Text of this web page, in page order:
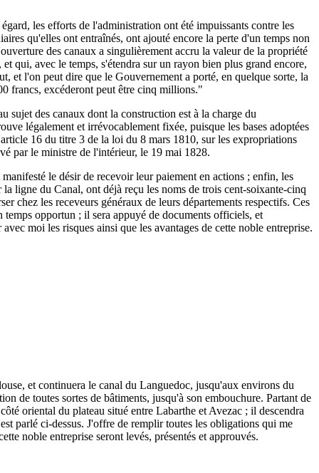
les efforts de l'administration ont été impuissants contre les
qu'elles ont entraînés, ont ajouté encore la perte d'un temps non
des canaux a singulièrement accru la valeur de la propriété
qui, avec le temps, s'étendra sur un rayon bien plus grand encore,
et l'on peut dire que le Gouvernement a porté, en quelque sorte, la
francs, excéderont peut être cinq millions."
sujet des canaux dont la construction est à la charge du
légalement et irrévocablement fixée, puisque les bases adoptées
16 du titre 3 de la loi du 8 mars 1810, sur les expropriations
par le ministre de l'intérieur, le 19 mai 1828.
le désir de recevoir leur paiement en actions ; enfin, les
ligne du Canal, ont déjà reçu les noms de trois cent-soixante-cinq
chez les receveurs généraux de leurs départements respectifs. Ces
temps opportun ; il sera appuyé de documents officiels, et
moi les risques ainsi que les avantages de cette noble entreprise.
et continuera le canal du Languedoc, jusqu'aux environs du
de toutes sortes de bâtiments, jusqu'à son embouchure. Partant de
oriental du plateau situé entre Labarthe et Avezac ; il descendra
parlé ci-dessus. J'offre de remplir toutes les obligations qui me
noble entreprise seront levés, présentés et approuvés.